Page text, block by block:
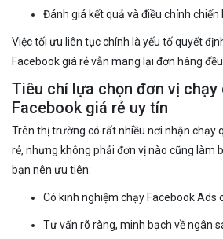
Đánh giá kết quả và điều chỉnh chiến
Việc tối ưu liên tục chính là yếu tố quyết
Facebook giá rẻ vẫn mang lại đơn hàng đều
Tiêu chí lựa chọn đơn vị chạy
Facebook giá rẻ uy tín
Trên thị trường có rất nhiều nơi nhận chạy
rẻ, nhưng không phải đơn vị nào cũng làm
bạn nên ưu tiên:
Có kinh nghiệm chạy Facebook Ads
Tư vấn rõ ràng, minh bạch về ngân